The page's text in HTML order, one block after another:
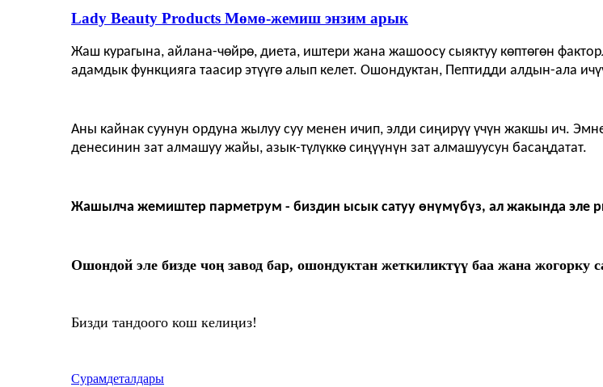
Lady Beauty Products Мөмө-жемиш энзим арык
Жаш курагына, айлана-чөйрө, диета, иштери жана жашоосу сыяктуу көптөгөн
адамдык функцияга таасир этүүгө алып келет. Ошондуктан, Пептидди алдын-ала
Аны кайнак суунун ордуна жылуу суу менен ичип, элди сиңирүү үчүн жакшы ич.
денесинин зат алмашуу жайы, азык-түлүккө сиңүүнүн зат алмашуусун басаңдатат.
Жашылча жемиштер парметрум - биздин ысык сатуу өнүмүбүз, ал жакында эле
Ошондой эле бизде чоң завод бар, ошондуктан жеткиликтүү баа жана жогорку
Бизди тандоого кош келиңиз!
Сурамдеталдары